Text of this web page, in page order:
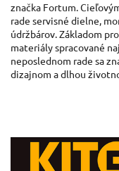
značka Fortum.
rade servisné dielne,
údržbárov.Základom
materiályspracované
neposlednom rade sa
dizajnom adlhou